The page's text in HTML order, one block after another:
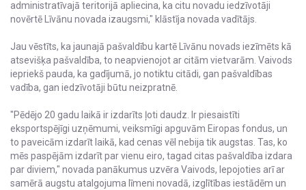
administratīvajā teritorijā apliecina, ka citu novadu iedzīvotāji
novērtē Līvānu novada izaugsmi," klāstīja novada vadītājs.
Jau vēstīts, ka jaunajā pašvaldību kartē Līvānu novads iezīmēts kā
atsevišķa pašvaldība, to neapvienojot ar citām vietvarām. Vaivods
iepriekš pauda, ka gadījumā, jo notiktu citādi, gan pašvaldības
vadība, gan iedzīvotāji būtu neizpratnē.
"Pēdējo 20 gadu laikā ir izdarīts ļoti daudz. Ir piesaistīti
eksportspējīgi uzņēmumi, veiksmīgi apguvām Eiropas fondus, un
to paveicām izdarīt laikā, kad cenas vēl nebija tik augstas. Tas, ko
mēs paspējām izdarīt par vienu eiro, tagad citas pašvaldība izdara
par diviem," novada panākumus uzvēra Vaivods, lepojoties arī ar
samērā augstu atalgojuma līmeni novadā, izglītības iestādēm un